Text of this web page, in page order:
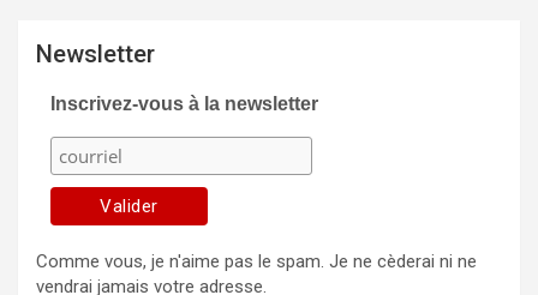
Newsletter
Inscrivez-vous à la newsletter
Comme vous, je n'aime pas le spam. Je ne cèderai ni ne
vendrai jamais votre adresse.